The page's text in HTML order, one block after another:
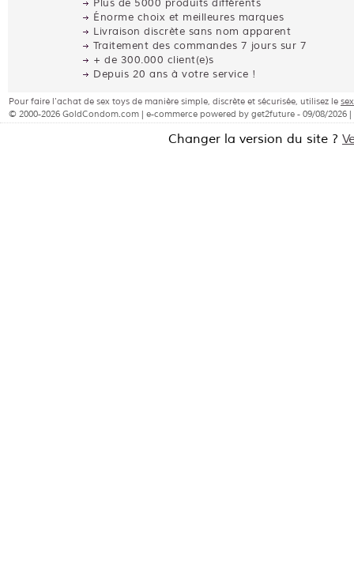
Plus de 5000 produits différents
Énorme choix et meilleures marques
Livraison discrète sans nom apparent
Traitement des commandes 7 jours sur 7
+ de 300.000 client(e)s
Depuis 20 ans à votre service !
Pour faire l'achat de sex toys de manière simple, discrète et sécurisée, utilisez le
© 2000-2026 GoldCondom.com | e-commerce powered by get2future - 09/08/2026 |
Changer la version du site ?